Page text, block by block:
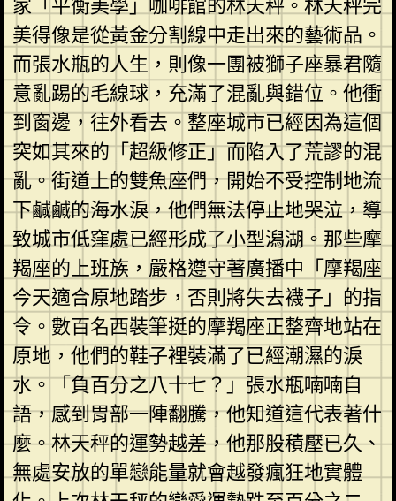
家「平衡美學」咖啡館的林天秤。林天秤完
美得像是從黃金分割線中走出來的藝術品。
而張水瓶的人生，則像一團被獅子座暴君隨
意亂踢的毛線球，充滿了混亂與錯位。他衝
到窗邊，往外看去。整座城市已經因為這個
突如其來的「超級修正」而陷入了荒謬的混
亂。街道上的雙魚座們，開始不受控制地流
下鹹鹹的海水淚，他們無法停止地哭泣，導
致城市低窪處已經形成了小型潟湖。那些摩
羯座的上班族，嚴格遵守著廣播中「摩羯座
今天適合原地踏步，否則將失去襪子」的指
令。數百名西裝筆挺的摩羯座正整齊地站在
原地，他們的鞋子裡裝滿了已經潮濕的淚
水。「負百分之八十七？」張水瓶喃喃自
語，感到胃部一陣翻騰，他知道這代表著什
麼。林天秤的運勢越差，他那股積壓已久、
無處安放的單戀能量就會越發瘋狂地實體